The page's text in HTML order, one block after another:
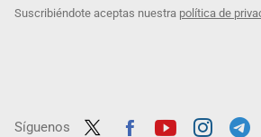
Suscribiéndote aceptas nuestra política de
Síguenos